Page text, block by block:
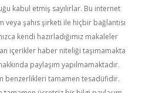
kabul etmiş sayılırlar. Bu internet
şahıs şirketi ile hiçbir bağlantısı
kendi hazırladığımız makaleler
içerikler haber niteliği taşımamakta
paylaşım yapılmamaktadır.
benzerlikleri tamamen tesadüfidir.